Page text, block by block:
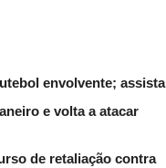
envolvente; assista
e volta a atacar
de retaliação contra